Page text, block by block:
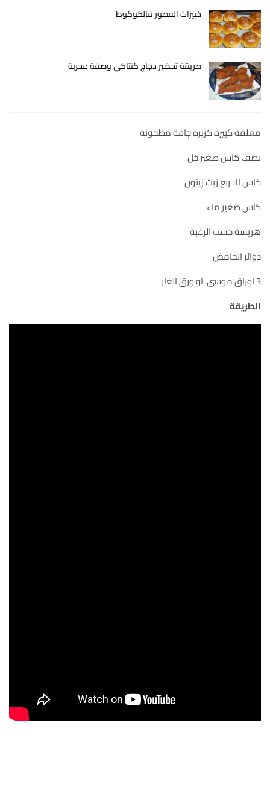
خبيزات الفطور فالكوكوط
طريقة تحضير دجاج كنتاكي وصفة مجربة
معلقة كبيرة كزبرة جافة مطحونة
نصف كاس صغير خل
كاس الا ربع زيت زيتون
كاس صغير ماء
هريسة حسب الرغبة
دوائر الحامض
3 اوراق موسى. او ورق الغار
الطريقة